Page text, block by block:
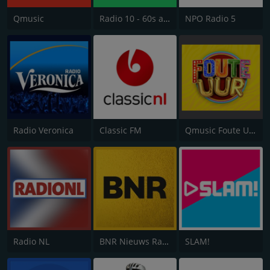
Qmusic Radio 10 - 60s and 70s Hits NPO Radio 5
Radio Veronica Classic FM Qmusic Foute Uur
Radio NL BNR Nieuws Radio SLAM!